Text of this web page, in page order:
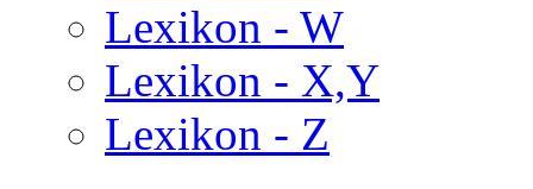
Lexikon - W
Lexikon - X,Y
Lexikon - Z